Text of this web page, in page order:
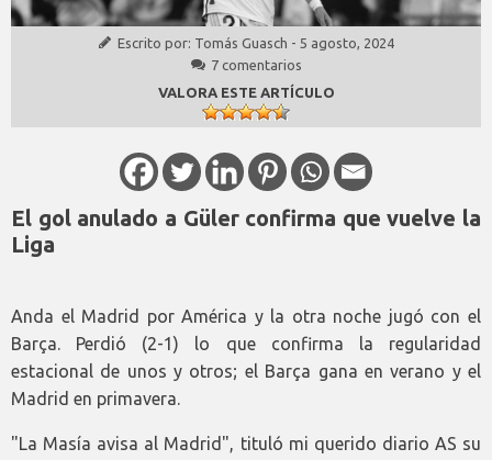
Escrito por: Tomás Guasch - 5 agosto, 2024
7 comentarios
VALORA ESTE ARTÍCULO
El gol anulado a Güler confirma que vuelve la
Liga
Anda el Madrid por América y la otra noche jugó con el
Barça. Perdió (2-1) lo que confirma la regularidad
estacional de unos y otros; el Barça gana en verano y el
Madrid en primavera.
"La Masía avisa al Madrid", tituló mi querido diario AS su